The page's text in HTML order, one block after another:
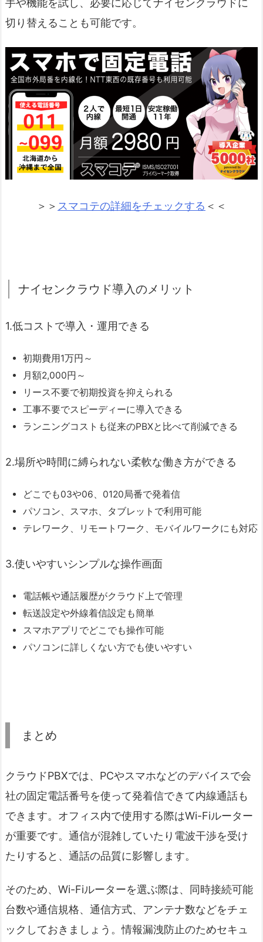
手や機能を試し、必要に応じてナイセンクラウドに
切り替えることも可能です。
＞＞ スマコテの詳細をチェックする ＜＜
ナイセンクラウド導入のメリット
1.低コストで導入・運用できる
初期費用1万円～
月額2,000円～
リース不要で初期投資を抑えられる
工事不要でスピーディーに導入できる
ランニングコストも従来のPBXと比べて削減できる
2.場所や時間に縛られない柔軟な働き方ができる
どこでも03や06、0120局番で発着信
パソコン、スマホ、タブレットで利用可能
テレワーク、リモートワーク、モバイルワークにも対応
3.使いやすいシンプルな操作画面
電話帳や通話履歴がクラウド上で管理
転送設定や外線着信設定も簡単
スマホアプリでどこでも操作可能
パソコンに詳しくない方でも使いやすい
まとめ
クラウドPBXでは、PCやスマホなどのデバイスで会
社の固定電話番号を使って発着信できて内線通話も
できます。オフィス内で使用する際はWi-Fiルーター
が重要です。通信が混雑していたり電波干渉を受け
たりすると、通話の品質に影響します。
そのため、Wi-Fiルーターを選ぶ際は、同時接続可能
台数や通信規格、通信方式、アンテナ数などをチェ
ックしておきましょう。情報漏洩防止のためセキュ